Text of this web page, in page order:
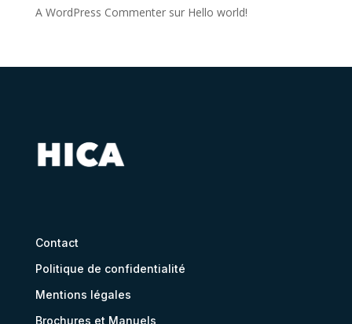
A WordPress Commentersur Hello world!
Contact
Politique de confidentialité
Mentions légales
Brochures et Manuels